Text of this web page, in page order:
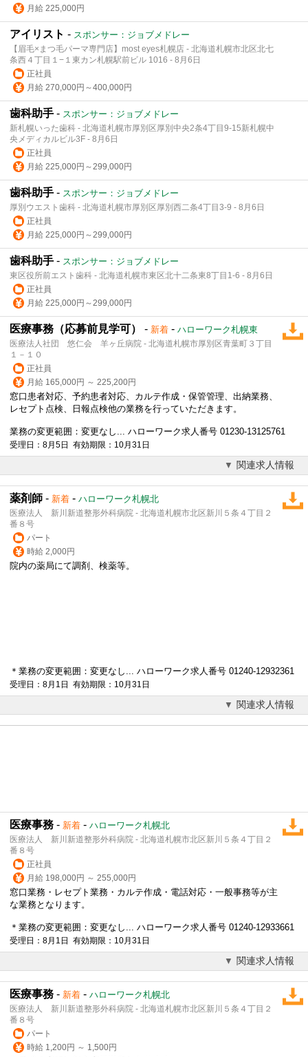
月給 225,000円
アイリスト - スポンサー：ジョブメドレー
【眉毛×まつ毛パーマ専門店】most eyes札幌店 - 北海道札幌市北区北七
条西４丁目１−１東カン札幌駅前ビル 1016 - 8月6日
正社員
月給 270,000円～400,000円
歯科助手 - スポンサー：ジョブメドレー
新札幌いった歯科 - 北海道札幌市厚別区厚別中央2条4丁目9-15新札幌中
央メディカルビル3F - 8月6日
正社員
月給 225,000円～299,000円
歯科助手 - スポンサー：ジョブメドレー
厚別ウエスト歯科 - 北海道札幌市厚別区厚別西二条4丁目3-9 - 8月6日
正社員
月給 225,000円～299,000円
歯科助手 - スポンサー：ジョブメドレー
東区役所前エスト歯科 - 北海道札幌市東区北十二条東8丁目1-6 - 8月6日
正社員
月給 225,000円～299,000円
医療事務（応募前見学可） - 新着 - ハローワーク札幌東
医療法人社団 悠仁会 羊ヶ丘病院 - 北海道札幌市厚別区青葉町３丁目
１－１０
正社員
月給 165,000円 ～ 225,200円
窓口患者対応、予約患者対応、 カルテ作成 ・保管管理、出納業務、
レセプト点検、日報点検他の業務を行っていただきます。
業務の変更範囲：変更なし... ハローワーク求人番号 01230-13125761
受理日：8月5日 有効期限：10月31日
関連求人情報
薬剤師 - 新着 - ハローワーク札幌北
医療法人 新川新道整形外科病院 - 北海道札幌市北区新川５条４丁目２
番８号
パート
時給 2,000円
院内の薬局にて調剤、検薬等。
＊業務の変更範囲：変更なし... ハローワーク求人番号 01240-12932361
受理日：8月1日 有効期限：10月31日
関連求人情報
医療事務 - 新着 - ハローワーク札幌北
医療法人 新川新道整形外科病院 - 北海道札幌市北区新川５条４丁目２
番８号
正社員
月給 198,000円 ～ 255,000円
窓口業務・レセプト業務・ カルテ作成 ・電話対応・一般事務等が主
な業務となります。
＊業務の変更範囲：変更なし... ハローワーク求人番号 01240-12933661
受理日：8月1日 有効期限：10月31日
関連求人情報
医療事務 - 新着 - ハローワーク札幌北
医療法人 新川新道整形外科病院 - 北海道札幌市北区新川５条４丁目２
番８号
パート
時給 1,200円 ～ 1,500円